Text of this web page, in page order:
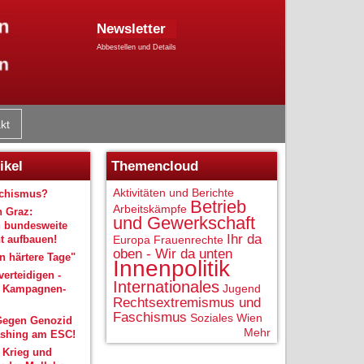
Newsletter
Abbestellen und Details
Graz:
bundesweite
aufbauen!
härtere Tage"
-
Genozid
am ESC!
Krieg und
Themencloud
Aktivitäten und Berichte
Arbeitskämpfe Betrieb
und Gewerkschaft
Europa Frauenrechte Ihr da
oben - Wir da unten
Innenpolitik
Internationales Jugend
Rechtsextremismus und
Faschismus Soziales Wien
Mehr